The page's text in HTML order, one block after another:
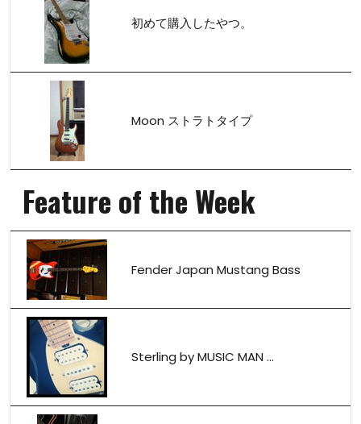
初めて購入したやつ。
Moon ストラトタイプ
Feature of the Week
Fender Japan Mustang Bass
Sterling by MUSIC MAN ...